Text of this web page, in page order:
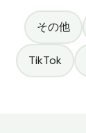
その他
TikTok